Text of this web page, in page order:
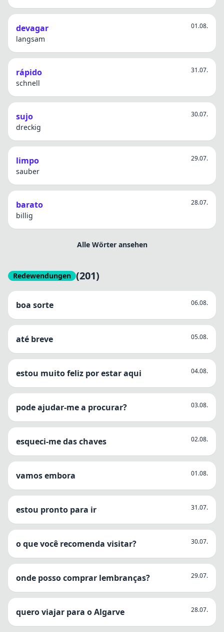
devagar 01.08.
langsam
rápido 31.07.
schnell
sujo 30.07.
dreckig
limpo 29.07.
sauber
barato 28.07.
billig
Alle Wörter ansehen
Redewendungen (201)
boa sorte 06.08.
até breve 05.08.
estou muito feliz por estar aqui 04.08.
pode ajudar-me a procurar? 03.08.
esqueci-me das chaves 02.08.
vamos embora 01.08.
estou pronto para ir 31.07.
o que você recomenda visitar? 30.07.
onde posso comprar lembranças? 29.07.
quero viajar para o Algarve 28.07.